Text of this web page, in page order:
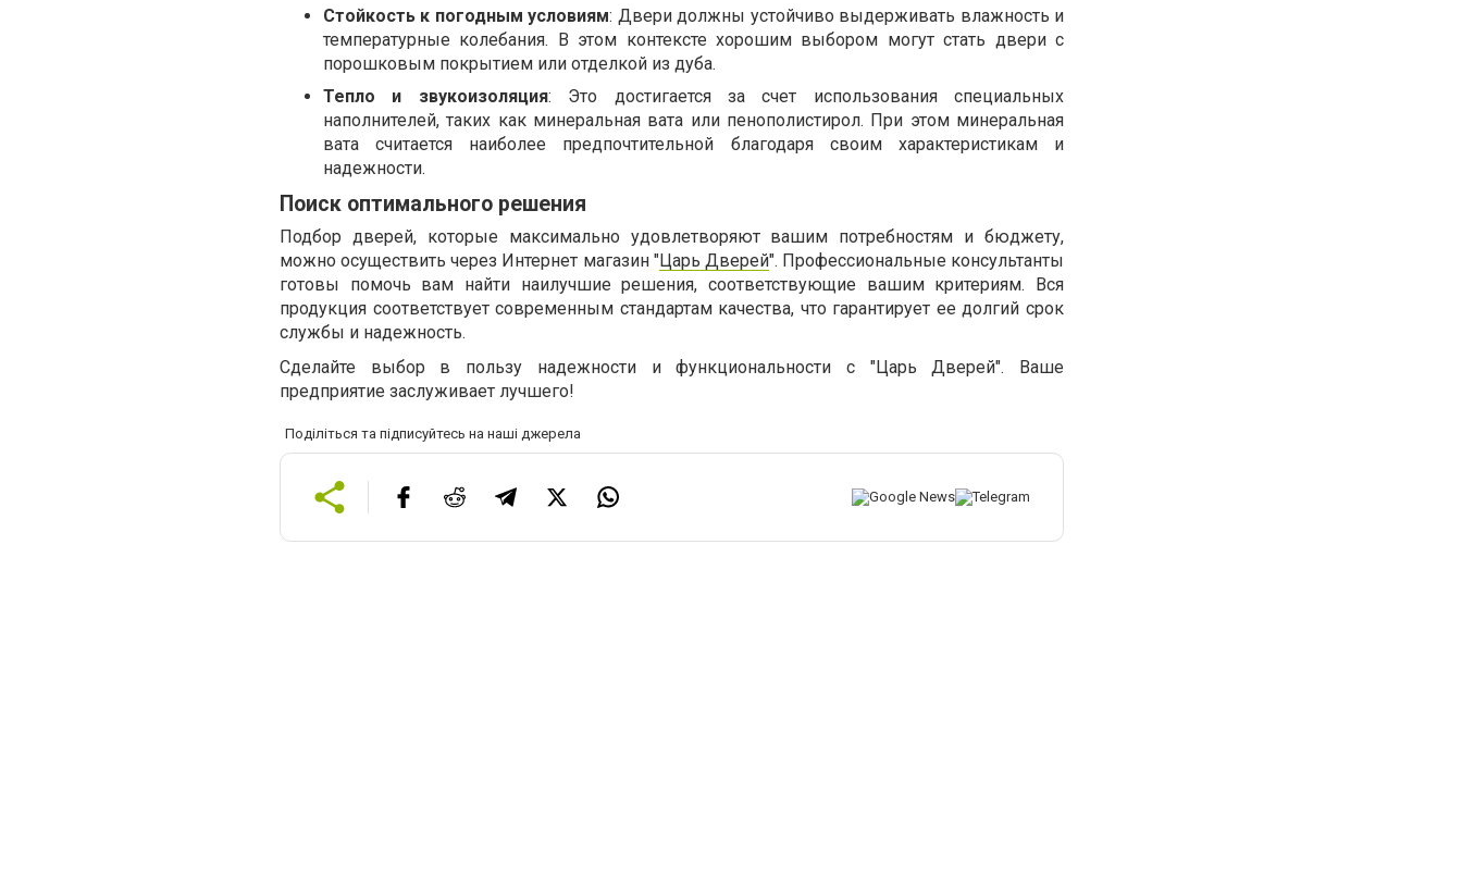
Стойкость к погодным условиям: Двери должны устойчиво выдерживать влажность и
температурные колебания. В этом контексте хорошим выбором могут стать двери с
порошковым покрытием или отделкой из дуба.
Тепло и звукоизоляция: Это достигается за счет использования специальных
наполнителей, таких как минеральная вата или пенополистирол. При этом минеральная
вата считается наиболее предпочтительной благодаря своим характеристикам и
надежности.
Поиск оптимального решения
Подбор дверей, которые максимально удовлетворяют вашим потребностям и бюджету,
можно осуществить через Интернет магазин "Царь Дверей". Профессиональные консультанты
готовы помочь вам найти наилучшие решения, соответствующие вашим критериям. Вся
продукция соответствует современным стандартам качества, что гарантирует ее долгий срок
службы и надежность.
Сделайте выбор в пользу надежности и функциональности с "Царь Дверей". Ваше
предприятие заслуживает лучшего!
Поділіться та підписуйтесь на наші джерела